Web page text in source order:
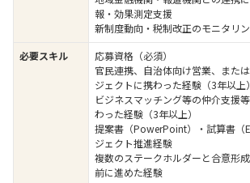
報・効果測定支援
新制度動向・税制改正のモニタリ
必要スキル
応募資格（必須）
官民連携、自治体向け営業、また
ジェクトに携わった経験（3年以上
ビジネスマッチング等の仲介支援
わった経験（3年以上）
提案書（PowerPoint）・試算書（
ジェクト推進経験
複数のステークホルダーと合意形
前に進めた経験